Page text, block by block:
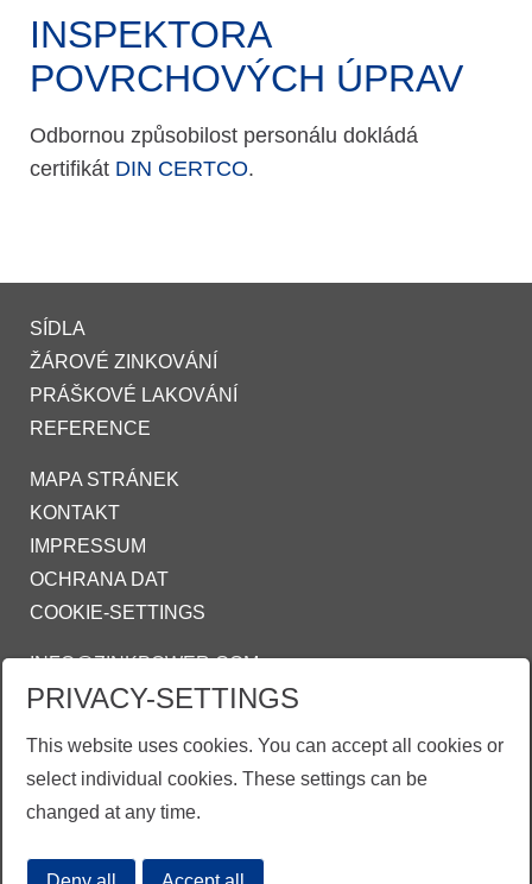
INSPEKTORA
POVRCHOVÝCH ÚPRAV
Odbornou způsobilost personálu dokládá
certifikát DIN CERTCO.
SÍDLA
ŽÁROVÉ ZINKOVÁNÍ
PRÁŠKOVÉ LAKOVÁNÍ
REFERENCE
MAPA STRÁNEK
KONTAKT
IMPRESSUM
OCHRANA DAT
COOKIE-SETTINGS
INFO@ZINKPOWER.COM
Asociace českých a slovenských zinkoven
ZINKPOWER Compliance
Obchodní podmínky
PRIVACY-SETTINGS
This website uses cookies. You can accept all cookies or
select individual cookies. These settings can be
changed at any time.